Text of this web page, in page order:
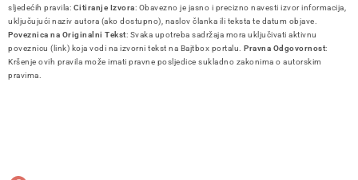
sljedećih pravila: Citiranje Izvora: Obavezno je jasno i precizno navesti izvor informacija,
uključujući naziv autora (ako dostupno), naslov članka ili teksta te datum objave.
Poveznica na Originalni Tekst: Svaka upotreba sadržaja mora uključivati aktivnu
poveznicu (link) koja vodi na izvorni tekst na Bajtbox portalu. Pravna Odgovornost:
Kršenje ovih pravila može imati pravne posljedice sukladno zakonima o autorskim
pravima.